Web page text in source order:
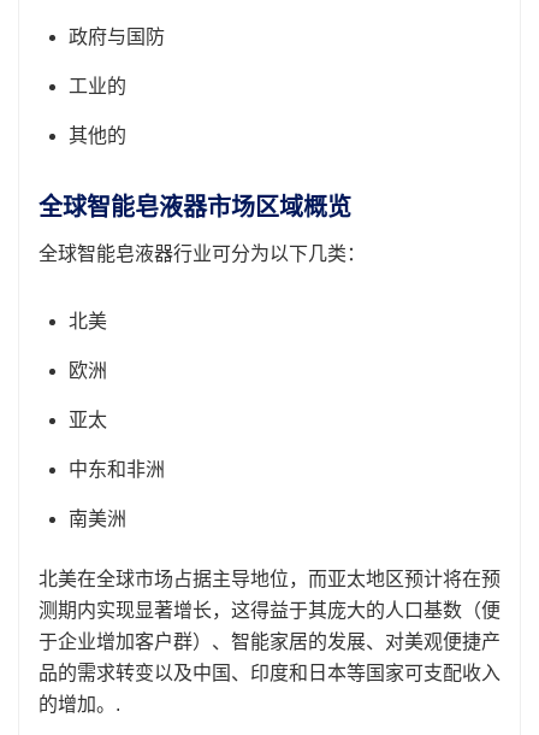
政府与国防
工业的
其他的
全球智能皂液器市场区域概览
全球智能皂液器行业可分为以下几类：
北美
欧洲
亚太
中东和非洲
南美洲
北美在全球市场占据主导地位，而亚太地区预计将在预
测期内实现显著增长，这得益于其庞大的人口基数（便
于企业增加客户群）、智能家居的发展、对美观便捷产
品的需求转变以及中国、印度和日本等国家可支配收入
的增加。.